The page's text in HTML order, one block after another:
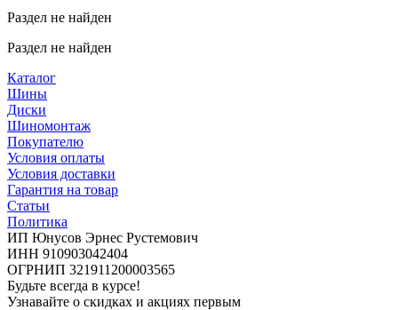
Раздел не найден
Раздел не найден
Каталог
Шины
Диски
Шиномонтаж
Покупателю
Условия оплаты
Условия доставки
Гарантия на товар
Статьи
Политика
ИП Юнусов Эрнес Рустемович
ИНН 910903042404
ОГРНИП 321911200003565
Будьте всегда в курсе!
Узнавайте о скидках и акциях первым